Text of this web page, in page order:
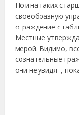
Но и на таких
своеобразную
ограждение с
Местные
мерой. Видимо,
сознательные
они не увидят,